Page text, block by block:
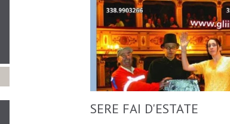
SERE FAI D'ESTATE